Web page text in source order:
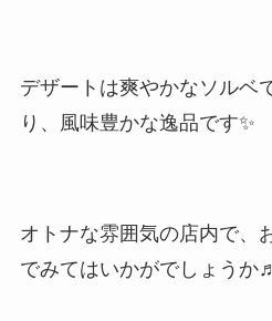
デザートは爽やかなソルベ
り、風味豊かな逸品です✨
オトナな雰囲気の店内で、
でみてはいかがでしょうか♬